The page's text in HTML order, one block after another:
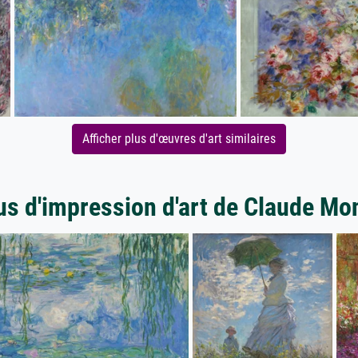
Afficher plus d'œuvres d'art similaires
d'impression d'art de Claude